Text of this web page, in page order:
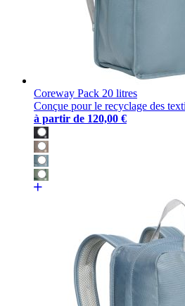
Coreway Pack 20 litres
Conçue pour le recyclage des
à partir de 120,00 €